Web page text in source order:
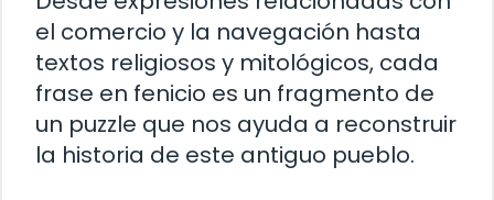
el comercio y la navegación hasta
textos religiosos y mitológicos, cada
frase en fenicio es un fragmento de
un puzzle que nos ayuda a reconstruir
la historia de este antiguo pueblo.